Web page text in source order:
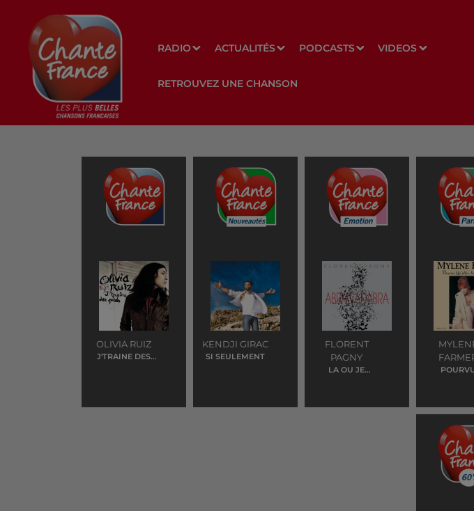
RADIO ACTUALITÉS PODCASTS VIDEOS
RETROUVEZ UNE CHANSON
OLIVIA RUIZ
J'TRAINE DES
KENDJI GIRAC
SI SEULEMENT
FLORENT
PAGNY
LA OU JE